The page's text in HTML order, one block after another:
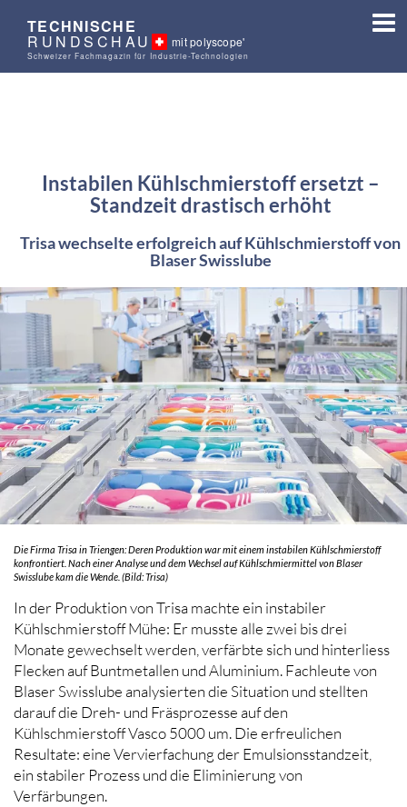
TECHNISCHE
RUNDSCHAU mit polyscope'
Schweizer Fachmagazin für Industrie-Technologien
Instabilen Kühlschmierstoff ersetzt –
Standzeit drastisch erhöht
Trisa wechselte erfolgreich auf Kühlschmierstoff von
Blaser Swisslube
Die Firma Trisa in Triengen: Deren Produktion war mit einem instabilen Kühlschmierstoff
konfrontiert. Nach einer Analyse und dem Wechsel auf Kühlschmiermittel von Blaser
Swisslube kam die Wende. (Bild: Trisa)
In der Produktion von Trisa machte ein instabiler
Kühlschmierstoff Mühe: Er musste alle zwei bis drei
Monate gewechselt werden, verfärbte sich und hinterliess
Flecken auf Buntmetallen und Aluminium. Fachleute von
Blaser Swisslube analysierten die Situation und stellten
darauf die Dreh- und Fräsprozesse auf den
Kühlschmierstoff Vasco 5000 um. Die erfreulichen
Resultate: eine Vervierfachung der Emulsionsstandzeit,
ein stabiler Prozess und die Eliminierung von
Verfärbungen.